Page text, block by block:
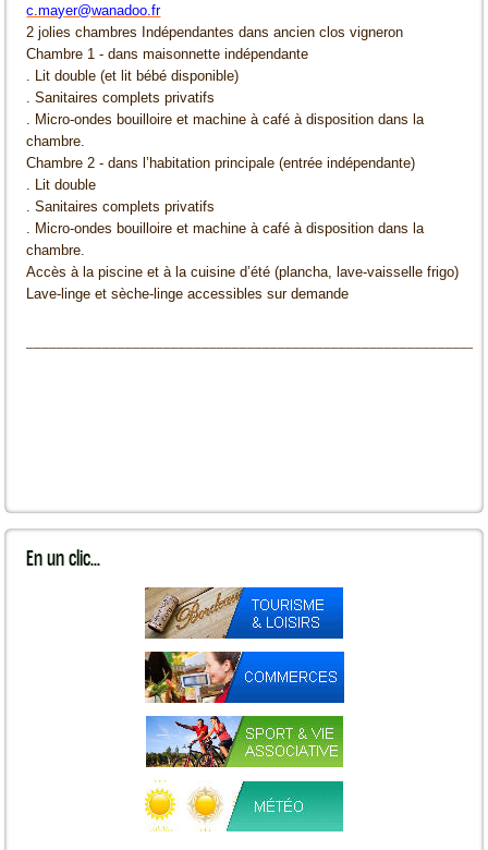
c.mayer@wanadoo.fr
2 jolies chambres Indépendantes dans ancien clos vigneron
Chambre 1 - dans maisonnette indépendante
. Lit double (et lit bébé disponible)
. Sanitaires complets privatifs
. Micro-ondes bouilloire et machine à café à disposition dans la
chambre.
Chambre 2 - dans l’habitation principale (entrée indépendante)
. Lit double
. Sanitaires complets privatifs
. Micro-ondes bouilloire et machine à café à disposition dans la
chambre.
Accès à la piscine et à la cuisine d’été (plancha, lave-vaisselle frigo)
Lave-linge et sèche-linge accessibles sur demande
Enun clic...